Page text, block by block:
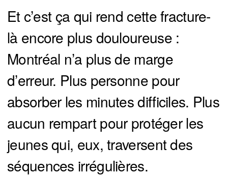
Et c’est ça qui rend cette fracture-
là encore plus douloureuse :
Montréal n’a plus de marge
d’erreur. Plus personne pour
absorber les minutes difficiles. Plus
aucun rempart pour protéger les
jeunes qui, eux, traversent des
séquences irrégulières.